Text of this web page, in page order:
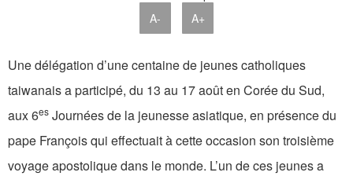
A- A+
Une délégation d’une centaine de jeunes catholiques
taiwanais a participé, du 13 au 17 août en Corée du Sud,
aux 6es Journées de la jeunesse asiatique, en présence du
pape François qui effectuait à cette occasion son troisième
voyage apostolique dans le monde. L’un de ces jeunes a